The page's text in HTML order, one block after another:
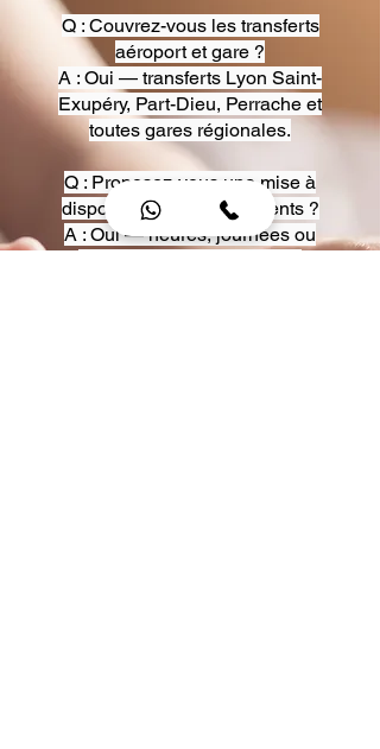
Q : Couvrez-vous les transferts
aéroport et gare ?
A : Oui — transferts Lyon Saint-
Exupéry, Part-Dieu, Perrache et
toutes gares régionales.
Q : Proposez-vous une mise à
disposition pour événements ?
A : Oui — heures, journées ou